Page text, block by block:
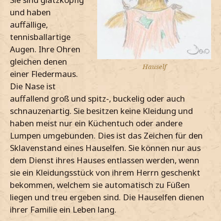
Hauself
und haben
auffällige,
tennisballartige
Augen. Ihre Ohren
gleichen denen
einer Fledermaus.
Die Nase ist
auffallend groß und spitz-, buckelig oder auch
schnauzenartig. Sie besitzen keine Kleidung und
haben meist nur ein Küchentuch oder andere
Lumpen umgebunden. Dies ist das Zeichen für den
Sklavenstand eines Hauselfen. Sie können nur aus
dem Dienst ihres Hauses entlassen werden, wenn
sie ein Kleidungsstück von ihrem Herrn geschenkt
bekommen, welchem sie automatisch zu Füßen
liegen und treu ergeben sind. Die Hauselfen dienen
ihrer Familie ein Leben lang.